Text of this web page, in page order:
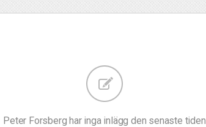
Peter Forsberg har inga inlägg den senaste tiden